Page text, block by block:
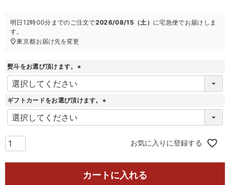
明日 12時00分 までのご注文で2026/08/15（土） に宅急便でお届けしま
す。
東京都お届け先を変更
熨斗をお選び頂けます。
(
必
須
)
ギフトカードをお選び頂けます。
(
お気に入りに登録する
カートに入れる